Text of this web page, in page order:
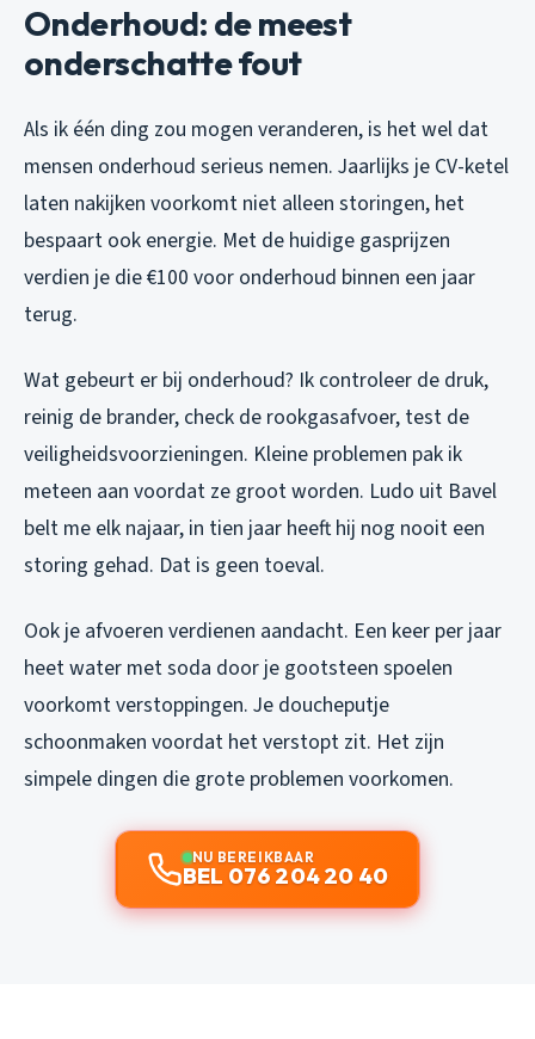
Onderhoud: de meest
onderschatte fout
Als ik één ding zou mogen veranderen, is het wel dat
mensen onderhoud serieus nemen. Jaarlijks je CV-ketel
laten nakijken voorkomt niet alleen storingen, het
bespaart ook energie. Met de huidige gasprijzen
verdien je die €100 voor onderhoud binnen een jaar
terug.
Wat gebeurt er bij onderhoud? Ik controleer de druk,
reinig de brander, check de rookgasafvoer, test de
veiligheidsvoorzieningen. Kleine problemen pak ik
meteen aan voordat ze groot worden. Ludo uit Bavel
belt me elk najaar, in tien jaar heeft hij nog nooit een
storing gehad. Dat is geen toeval.
Ook je afvoeren verdienen aandacht. Een keer per jaar
heet water met soda door je gootsteen spoelen
voorkomt verstoppingen. Je doucheputje
schoonmaken voordat het verstopt zit. Het zijn
simpele dingen die grote problemen voorkomen.
NU BEREIKBAAR
BEL 076 204 20 40